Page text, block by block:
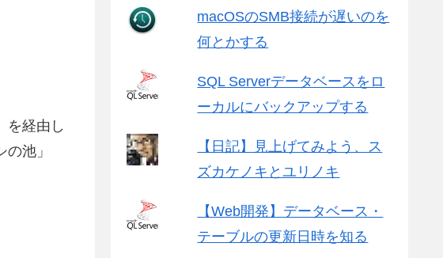
を経由し
池」
macOSのSMB接続が遅いのを
何とかする
SQL Serverデータベースをロ
ーカルにバックアップする
【日記】見上げてみよう、ス
ズカケノキとユリノキ
【Web開発】データベース・
テーブルの更新日時を知る